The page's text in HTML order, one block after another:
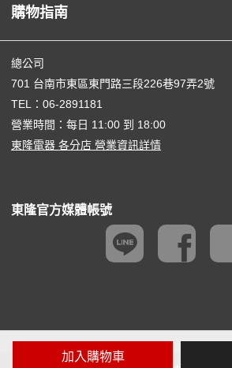
加入購物車
購物指南
總公司
701 台南市東區東門路三段226巷97弄2號
TEL： 06-2891181
營業時間：每日 11:00 到 18:00
東隆電器 各分店 營業資訊詳情
東隆官方媒體帳號